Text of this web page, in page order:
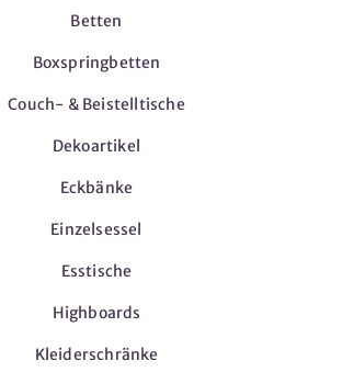
Betten
Boxspringbetten
Couch- & Beistelltische
Dekoartikel
Eckbänke
Einzelsessel
Esstische
Highboards
Kleiderschränke